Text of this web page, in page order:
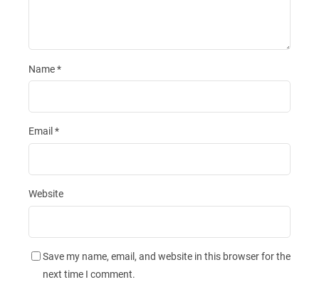
Name*
Email *
Website
Save my name, email, and website in this browser for the
next time I comment.